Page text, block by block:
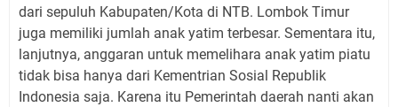
dari sepuluh Kabupaten/Kota di NTB. Lombok Timur
juga memiliki jumlah anak yatim terbesar. Sementara itu,
lanjutnya, anggaran untuk memelihara anak yatim piatu
tidak bisa hanya dari Kementrian Sosial Republik
Indonesia saja. Karena itu Pemerintah daerah nanti akan